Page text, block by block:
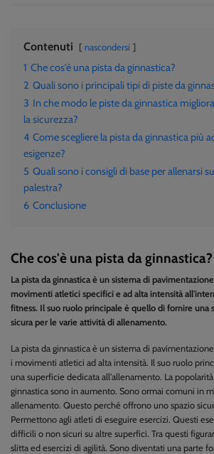
Contenuti nascondersi
1 Che cos'è una pista da ginnastica?
2 Quali sono i principali tipi di piste da
3 In che modo le piste da ginnastica
la sicurezza?
4 Come scegliere la pista da ginnastica più
esigenze?
5 Quali sono i consigli di base per allenarsi
palestra?
6 Conclusione
Che cos'è una pista da ginnastica?
La pista da ginnastica è un sistema di
movimenti atletici specifici e ad alta intensità
fitness. Il suo ruolo principale è quello di fornire una
sicura per le varie attività di allenamento.
La pista da ginnastica è un sistema di
i movimenti atletici ad alta intensità. Il suo ruolo
una superficie dedicata all'allenamento. La
ginnastica sono in aumento. Sono ormai comuni in
allenamento. Questo perché offrono uno spazio
Permettono agli atleti di eseguire esercizi. Questi
difficili o non sicuri su altre superfici. Tra questi
slitta ed esercizi di agilità. Sono diventati una parte